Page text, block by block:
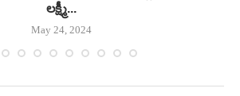
లక్ష్మీ...
May 24, 2024